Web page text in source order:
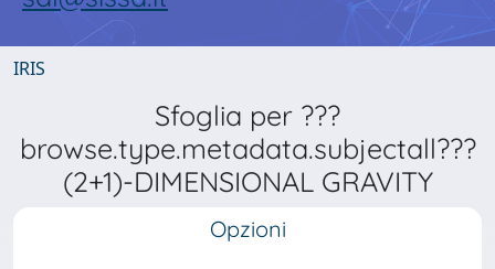
IRIS
Sfoglia per ???
browse.type.metadata.subjectall???
(2+1)-DIMENSIONAL GRAVITY
Opzioni